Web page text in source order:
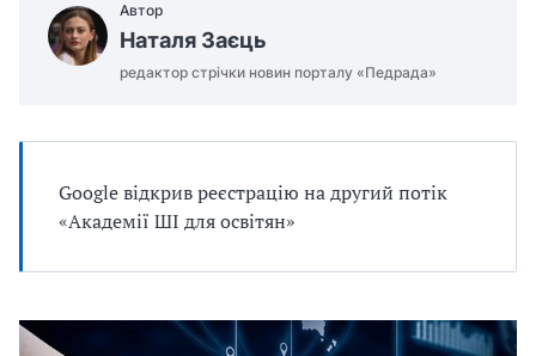
Автор
Наталя Заєць
редактор стрічки новин порталу «Педрада»
Google відкрив реєстрацію на другий потік
«Академії ШІ для освітян»